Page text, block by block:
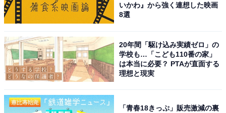
いるのです。
特徴その5：「長い単身赴任」で家庭の居心地の良
さを忘れてしまう
もは父親のいない生活に慣れてしまいます。だから父親
いかわ』から強く連想した映画
8選
20年間「駆け込み実績ゼロ」の
学校も…「こども110番の家」
は本当に必要？ PTAが直面する
理想と現実
「青春18きっぷ」販売激減の裏